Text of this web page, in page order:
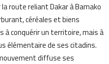
route reliant Dakar à Bamako
céréales et biens
à conquérir un territoire, mais à
élémentaire de ses citadins.
diffuse ses